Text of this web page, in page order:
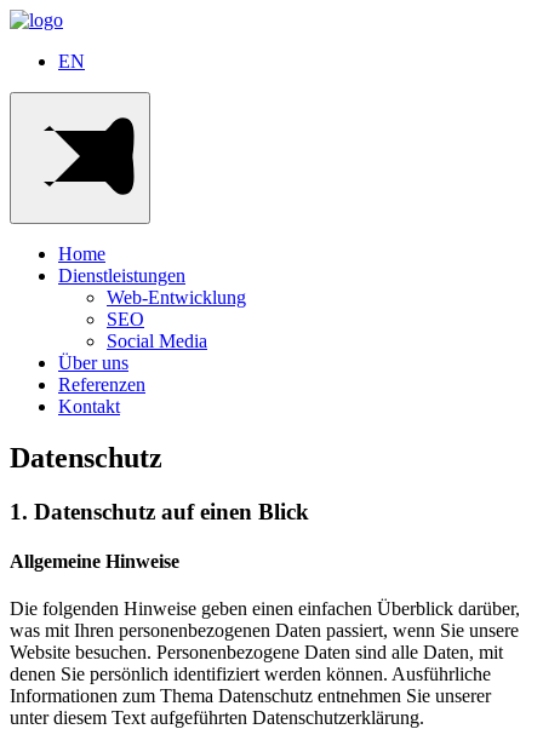
EN
Home
Dienstleistungen
Web-Entwicklung
SEO
Social Media
Über uns
Referenzen
Kontakt
Datenschutz
1. Datenschutz auf einen Blick
Allgemeine Hinweise
Die folgenden Hinweise geben einen einfachen Überblick darüber,
was mit Ihren personenbezogenen Daten passiert, wenn Sie unsere
Website besuchen. Personenbezogene Daten sind alle Daten, mit
denen Sie persönlich identifiziert werden können. Ausführliche
Informationen zum Thema Datenschutz entnehmen Sie unserer
unter diesem Text aufgeführten Datenschutzerklärung.